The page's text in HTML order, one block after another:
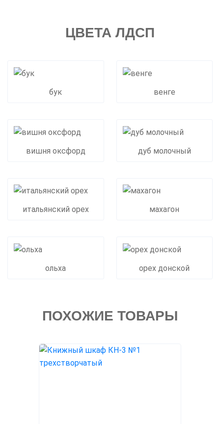
ЦВЕТА ЛДСП
бук венге
вишня оксфорд дуб молочный
итальянский орех махагон
ольха орех донской
ПОХОЖИЕ ТОВАРЫ